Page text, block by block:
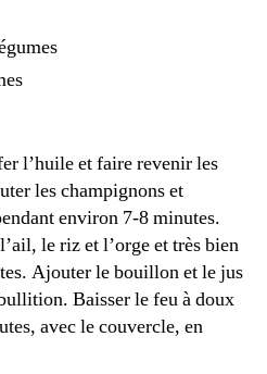
l’huile et faire revenir les
les champignons et
environ 7-8 minutes.
le riz et l’orge et très bien
Ajouter le bouillon et le jus
Baisser le feu à doux
avec le couvercle, en